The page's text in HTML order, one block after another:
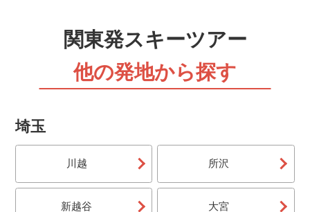
JR（日帰り）
東京・上野駅から出発するJR・新幹線に乗ってスキー
場に行く日帰りスキー＆スノボ旅行です。出発時間も選
ぶことが出来ます。
東京・上野駅から出発するJR・新幹線に乗ってスキー
選ぶことが出来ます。
マイカー（日帰り）
交通手段はお客様おまかせ！オリオンツアー独自仕入れ
関東発スキーツアー
他の発地から探す
埼玉
川越 所沢
新越谷 大宮